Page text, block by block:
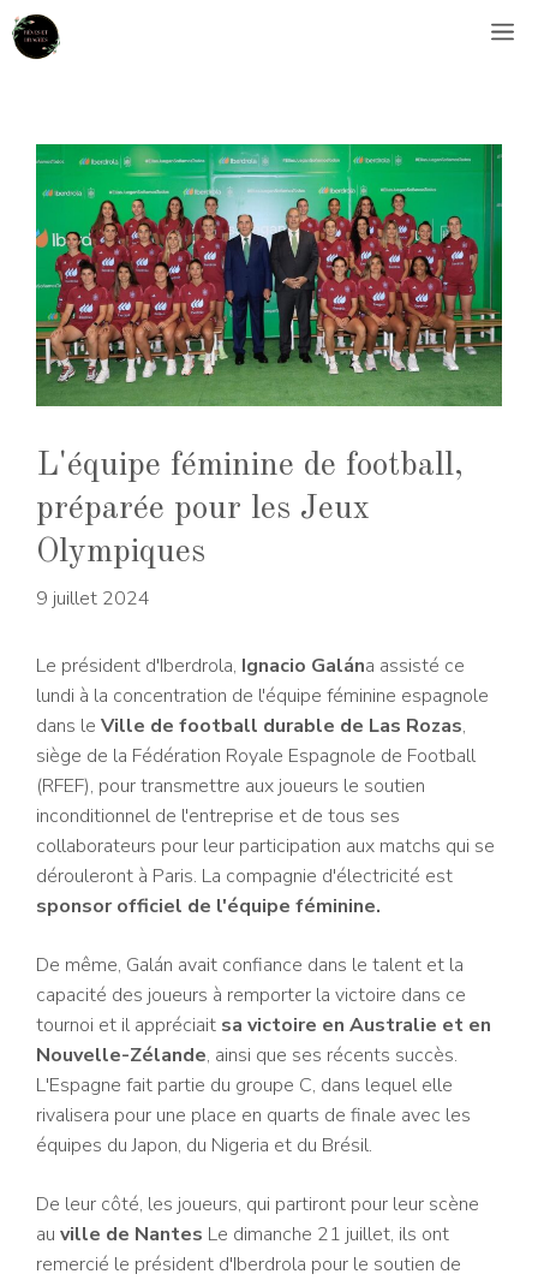
Aller
au
L'équipe féminine de football,
préparée pour les Jeux
Olympiques
9 juillet 2024
Le président d'Iberdrola, Ignacio Galána assisté ce
lundi à la concentration de l'équipe féminine espagnole
dans le Ville de football durable de Las Rozas,
siège de la Fédération Royale Espagnole de Football
(RFEF), pour transmettre aux joueurs le soutien
inconditionnel de l'entreprise et de tous ses
collaborateurs pour leur participation aux matchs qui se
dérouleront à Paris. La compagnie d'électricité est
sponsor officiel de l'équipe féminine.
De même, Galán avait confiance dans le talent et la
capacité des joueurs à remporter la victoire dans ce
tournoi et il appréciait sa victoire en Australie et en
Nouvelle-Zélande, ainsi que ses récents succès.
L'Espagne fait partie du groupe C, dans lequel elle
rivalisera pour une place en quarts de finale avec les
équipes du Japon, du Nigeria et du Brésil.
De leur côté, les joueurs, qui partiront pour leur scène
au ville de Nantes Le dimanche 21 juillet, ils ont
remercié le président d'Iberdrola pour le soutien de